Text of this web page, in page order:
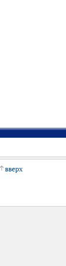
вверх